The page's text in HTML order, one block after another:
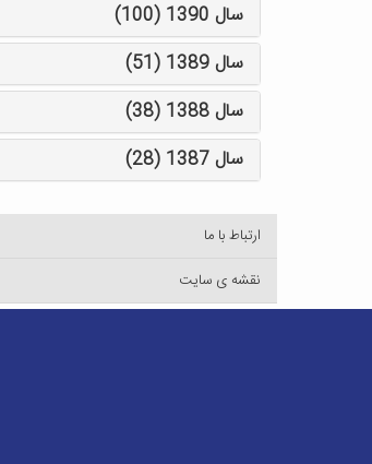
سال 1390 (100)
سال 1389 (51)
سال 1388 (38)
سال 1387 (28)
ارتباط با ما
نقشه ی سایت